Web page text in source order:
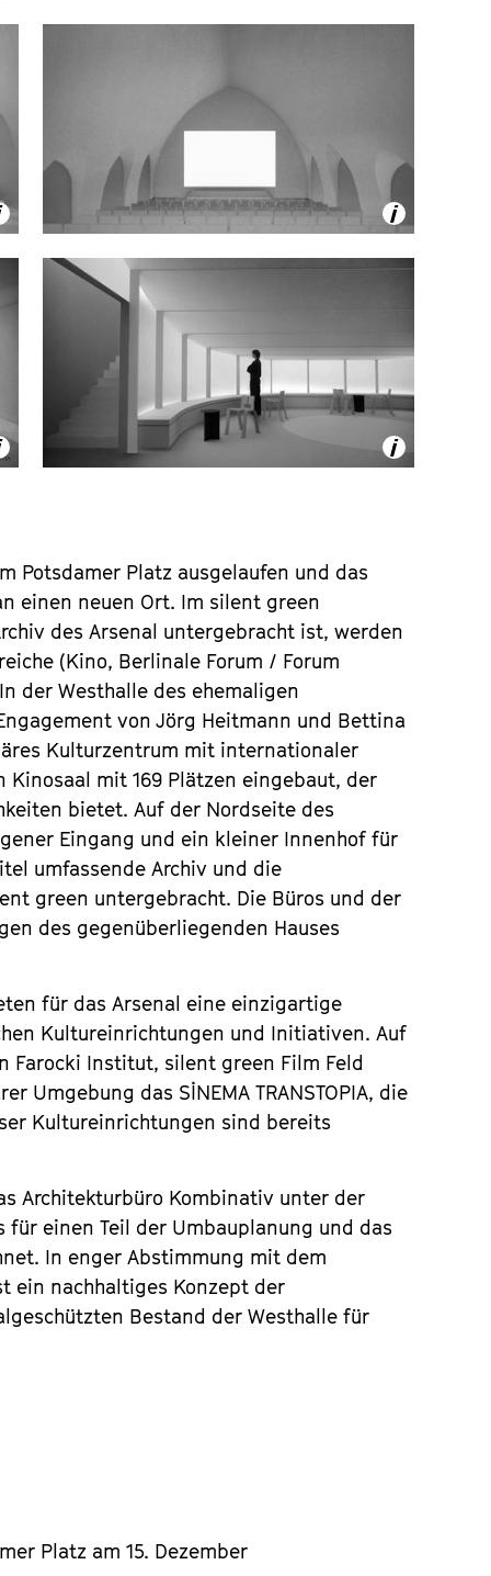
Potsdamer Platz ausgelaufen und das
einen neuen Ort. Im silent green
des Arsenal untergebracht ist, werden
(Kino, Berlinale Forum / Forum
der Westhalle des ehemaligen
von Jörg Heitmann und Bettina
Kulturzentrum mit internationaler
mit 169 Plätzen eingebaut, der
bietet. Auf der Nordseite des
Eingang und ein kleiner Innenhof für
umfassende Archiv und die
green untergebracht. Die Büros und der
des gegenüberliegenden Hauses
für das Arsenal eine einzigartige
Kultureinrichtungen und Initiativen. Auf
Farocki Institut, silent green Film Feld
Umgebung das SİNEMA TRANSTOPIA, die
Kultureinrichtungen sind bereits
Architekturbüro Kombinativ unter der
einen Teil der Umbauplanung und das
In enger Abstimmung mit dem
ein nachhaltiges Konzept der
Bestand der Westhalle für
Platz am 15. Dezember